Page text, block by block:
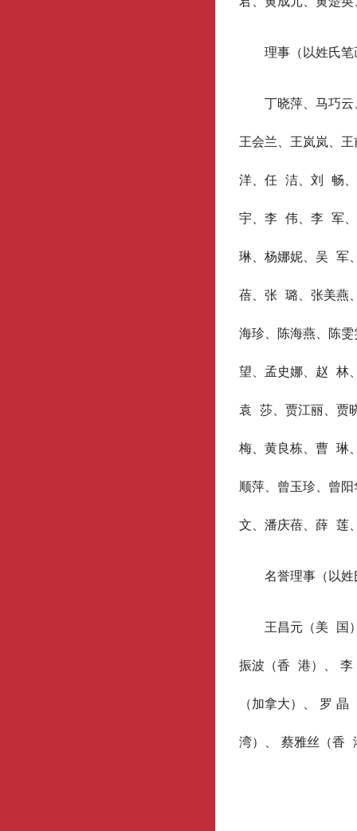
理事（以姓氏
丁晓萍、马巧
王会兰、王岚岚、
洋、任 洁、刘 畅
宇、李 伟、李 军
琳、杨娜妮、吴
蓓、张 璐、张美燕
海珍、陈海燕、陈
望、孟史娜、赵 林
袁 莎、贾江丽、贾
梅、黄良栋、曹 琳
顺萍、曾玉珍、曾
文、潘庆蓓、薛 莲
名誉理事（以
王昌元（美 国
振波（香 港）、
（加拿大）、 罗
湾）、 蔡雅丝（香